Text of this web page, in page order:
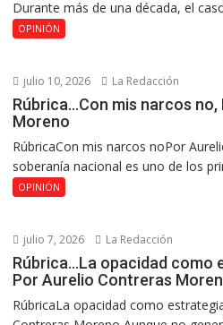
Durante más de una década, el
OPINIÓN
julio 10, 2026 La Redacción
Rúbrica…Con mis narcos
Moreno
RúbricaCon mis narcos noPor
soberanía nacional es uno de los
OPINIÓN
julio 7, 2026 La Redacción
Rúbrica…La opacidad como
Por Aurelio Contreras
RúbricaLa opacidad como